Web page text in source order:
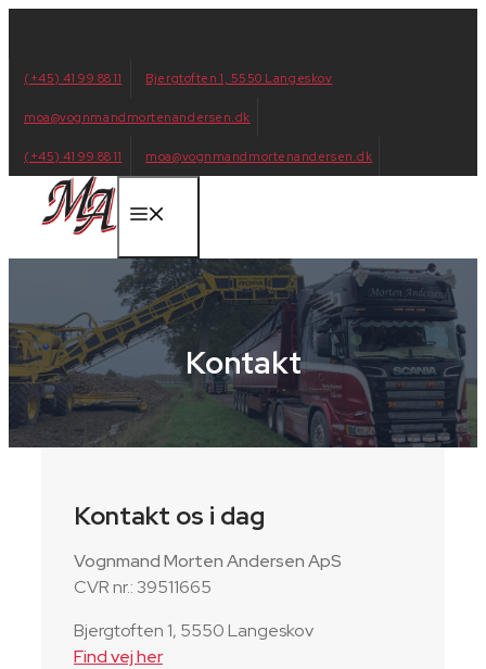
indhold
(+45) 41 99 88 11 Bjergtoften 1, 5550 Langeskov
moa@vognmandmortenandersen.dk
(+45) 41 99 88 11 moa@vognmandmortenandersen.dk
Kontakt
Kontakt os i dag
Vognmand Morten Andersen ApS
CVR nr.: 39511665
Bjergtoften 1, 5550 Langeskov
Find vej her